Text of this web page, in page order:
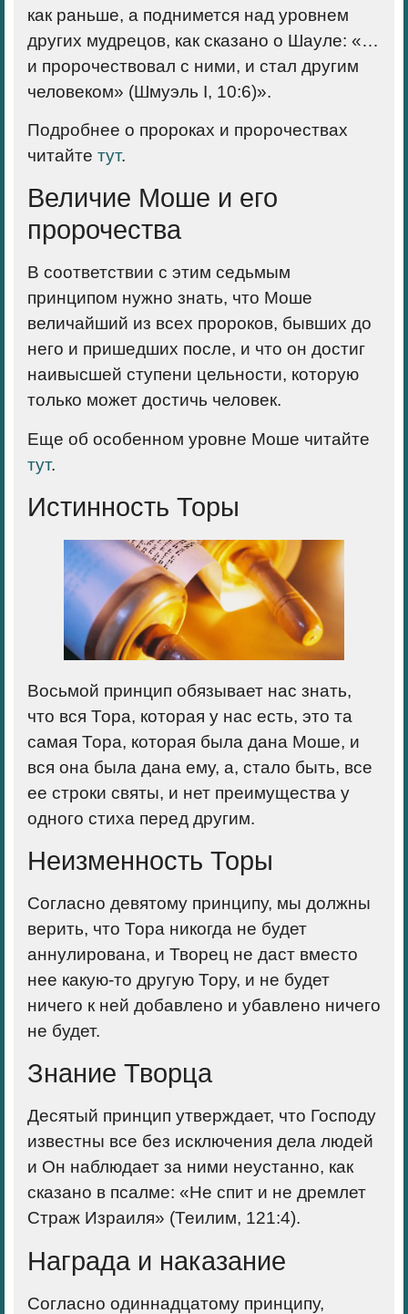
как раньше, а поднимется над уровнем
других мудрецов, как сказано о Шауле: «…
и пророчествовал с ними, и стал другим
человеком» (Шмуэль I, 10:6)».
Подробнее о пророках и пророчествах
читайте тут.
Величие Моше и его
пророчества
В соответствии с этим седьмым
принципом нужно знать, что Моше
величайший из всех пророков, бывших до
него и пришедших после, и что он достиг
наивысшей ступени цельности, которую
только может достичь человек.
Еще об особенном уровне Моше читайте
тут.
Истинность Торы
Восьмой принцип обязывает нас знать,
что вся Тора, которая у нас есть, это та
самая Тора, которая была дана Моше, и
вся она была дана ему, а, стало быть, все
ее строки святы, и нет преимущества у
одного стиха перед другим.
Неизменность Торы
Согласно девятому принципу, мы должны
верить, что Тора никогда не будет
аннулирована, и Творец не даст вместо
нее какую-то другую Тору, и не будет
ничего к ней добавлено и убавлено ничего
не будет.
Знание Творца
Десятый принцип утверждает, что Господу
известны все без исключения дела людей
и Он наблюдает за ними неустанно, как
сказано в псалме: «Не спит и не дремлет
Страж Израиля» (Теилим, 121:4).
Награда и наказание
Согласно одиннадцатому принципу,